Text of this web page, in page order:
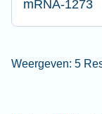
Weergeven: 5